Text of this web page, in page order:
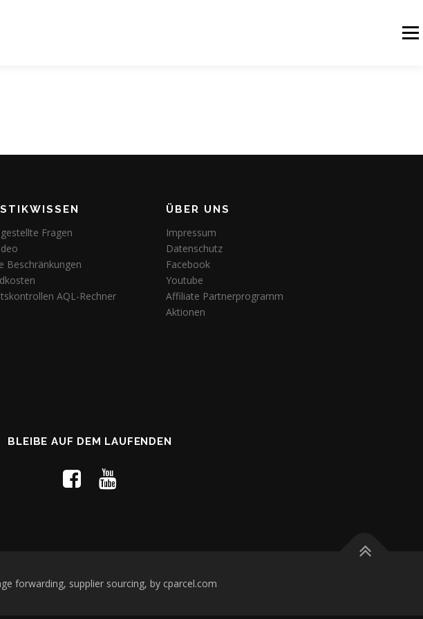
Menü
Fragen
Beschränkungen
AQL-Rechner
ÜBER UNS
Impressum
Datenschutz
Facebook
Youtube
Affiliate Partnerprogramm
Aktionen
BLEIBE AUF DEM LAUFENDEN
forwarding, supplier sourcing, by cparcel.com